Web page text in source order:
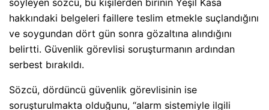
hakkındaki belgeleri faillere teslim etmekle suçlandığını
ve soygundan dört gün sonra gözaltına alındığını
belirtti. Güvenlik görevlisi soruşturmanın ardından
serbest bırakıldı.
Sözcü, dördüncü güvenlik görevlisinin ise
soruşturulmakta olduğunu, “alarm sistemiyle ilgili